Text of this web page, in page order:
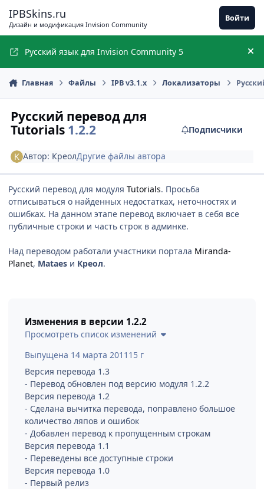
IPBSkins.ru
Дизайн и модификация Invision Community
Войти
Русский язык для Invision Community 5
Главная Файлы IPB v3.1.x Локализаторы
Русский перевод для
Tutorials 1.2.2 Подписчики
Автор: КреолДругие файлы автора
Русский перевод для модуля Tutorials. Просьба
отписываться о найденных недостатках, неточностях и
ошибках. На данном этапе перевод включает в себя все
публичные строки и часть строк в админке.
Над переводом работали участники портала Miranda-
Planet, Mataes и Креол.
Изменения в версии 1.2.2
Просмотреть список изменений
Выпущена 14 марта 2011 15 г
Версия перевода 1.3
- Перевод обновлен под версию модуля 1.2.2
Версия перевода 1.2
- Сделана вычитка перевода, поправлено большое
количество ляпов и ошибок
- Добавлен перевод к пропущенным строкам
Версия перевода 1.1
- Переведены все доступные строки
Версия перевода 1.0
- Первый релиз